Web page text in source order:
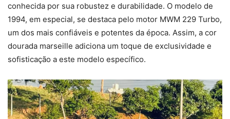
conhecida por sua robustez e durabilidade. O modelo de
1994, em especial, se destaca pelo motor MWM 229 Turbo,
um dos mais confiáveis e potentes da época. Assim, a cor
dourada marseille adiciona um toque de exclusividade e
sofisticação a este modelo específico.